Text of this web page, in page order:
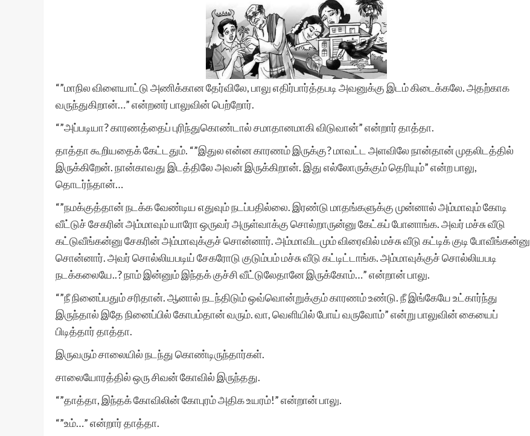
“”மாநில விளையாட்டு அணிக்கான தேர்விலே, பாலு எதிர்பார்த்தபடி அவனுக்கு இடம் கிடைக்கலே. அதற்காக
வருந்துகிறான்…” என்றனர் பாலுவின் பெற்றோர்.
“”அப்படியா? காரணத்தைப் புரிந்துகொண்டால் சமாதானமாகி விடுவான்” என்றார் தாத்தா.
தாத்தா கூறியதைக் கேட்டதும். “”இதுல என்ன காரணம் இருக்கு? மாவட்ட அளவிலே நான்தான் முதலிடத்தில்
இருக்கிறேன். நான்காவது இடத்திலே அவன் இருக்கிறான். இது எல்லோருக்கும் தெரியும்” என்ற பாலு,
தொடர்ந்தான்…
“”நமக்குத்தான் நடக்க வேண்டிய எதுவும் நடப்பதில்லை. இரண்டு மாதங்களுக்கு முன்னால் அம்மாவும் கோடி
வீட்டுச் சேகரின் அம்மாவும் யாரோ ஒருவர் அருள்வாக்கு சொல்றாருன்னு கேட்கப் போனாங்க. அவர் மச்சு வீடு
கட்டுவீங்கன்னு சேகரின் அம்மாவுக்குச் சொன்னார். அம்மாவிடமும் விரைவில் மச்சு வீடு கட்டிக் குடி போவீங்கன்னு
சொன்னார். அவர் சொல்லியபடிய் சேகரோடு குடும்பம் மச்சு வீடு கட்டிட்டாங்க. அம்மாவுக்குச் சொல்லியபடி
நடக்கலையே..? நாம் இன்னும் இந்தக் குச்சி வீட்டுலேதானே இருக்கோம்…” என்றான் பாலு.
“”நீ நினைப்பதும் சரிதான். ஆனால் நடந்திடும் ஒவ்வொன்றுக்கும் காரணம் உண்டு. நீ இங்கேயே உட்கார்ந்து
இருந்தால் இதே நினைப்பில் கோபம்தான் வரும். வா, வெளியில் போய் வருவோம்” என்று பாலுவின் கையைப்
பிடித்தார் தாத்தா.
இருவரும் சாலையில் நடந்து கொண்டிருந்தார்கள்.
சாலையோரத்தில் ஒரு சிவன் கோவில் இருந்தது.
“”தாத்தா, இந்தக் கோவிலின் கோபுரம் அதிக உயரம்!” என்றான் பாலு.
“”உம்…” என்றார் தாத்தா.
சுயமாக ஏற்படும்
எண்ணங்கள் தவிர